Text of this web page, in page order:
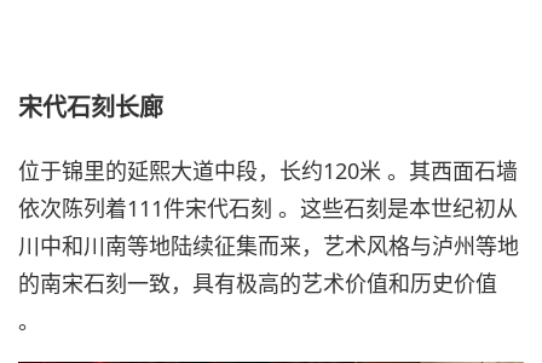
宋代石刻长廊
位于锦里的延熙大道中段，长约120米 。其西面石墙
依次陈列着111件宋代石刻 。这些石刻是本世纪初从
川中和川南等地陆续征集而来，艺术风格与泸州等地
的南宋石刻一致，具有极高的艺术价值和历史价值
。